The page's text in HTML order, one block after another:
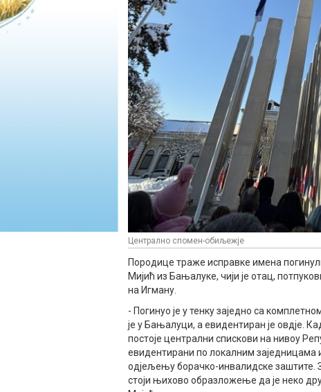
Централно спомен-обиљежје
Породице траже исправке имена
Мијић из Бањалуке, чији је отац,
на Игману.
- Погинуо је у тенку заједно са
је у Бањалуци, а евидентиран је овдје.
постоје централни спискови на нивоу
евидентирани по локалним заједницама
одјељењу борачко-инвалидске заштите.
стоји њихово образложење да је неко